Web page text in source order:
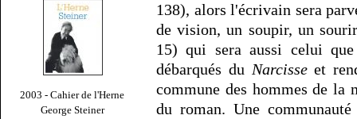
2003 - Cahier de l'Herne
George Steiner
138), alors l'écrivain sera
de vision, un soupir, un
15) qui sera aussi celui
débarqués du Narcisseet
commune des hommes de la
du roman. Une